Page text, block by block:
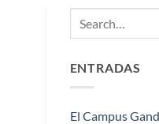
ENTRADAS
El Campus